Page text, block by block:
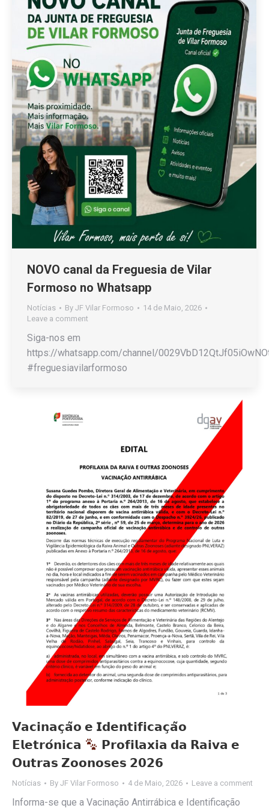
NOVO canal da Freguesia de Vilar
Formoso no Whatsapp
Notícias By JF Vilar Formoso
14 de Maio, 2026
Leave a comment
Siga-nos em
https://whatsapp.com/channel/
#freguesiavilarformoso
𝗩𝗮𝗰𝗶𝗻𝗮𝗰̧𝗮̃𝗼 𝗲 𝗜𝗱𝗲𝗻𝘁𝗶𝗳𝗶𝗰𝗮𝗰̧𝗮̃𝗼
𝗘𝗹𝗲𝘁𝗿𝗼́𝗻𝗶𝗰𝗮
𝗣𝗿𝗼𝗳𝗶𝗹𝗮𝘅𝗶𝗮 𝗱𝗮 𝗥𝗮𝗶𝘃𝗮 𝗲
𝗢𝘂𝘁𝗿𝗮𝘀 𝗭𝗼𝗼𝗻𝗼𝘀𝗲𝘀 𝟮𝟬𝟮𝟲
Notícias By JF Vilar Formoso 4 de Maio, 2026 Leave a comment
Informa-se que a Vacinação Antirrábica e Identificação